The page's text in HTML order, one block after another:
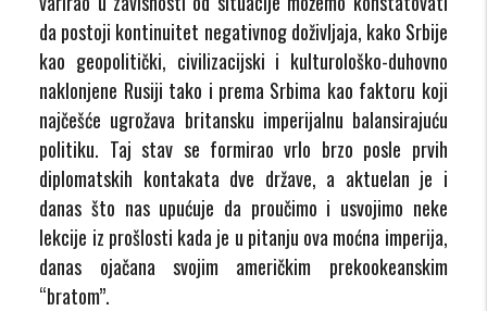
da postoji kontinuitet negativnog doživljaja, kako Srbije
kao geopolitički, civilizacijski i kulturološko-duhovno
naklonjene Rusiji tako i prema Srbima kao faktoru koji
najčešće ugrožava britansku imperijalnu balansirajuću
politiku. Taj stav se formirao vrlo brzo posle prvih
diplomatskih kontakata dve države, a aktuelan je i
danas što nas upućuje da proučimo i usvojimo neke
lekcije iz prošlosti kada je u pitanju ova moćna imperija,
danas ojačana svojim američkim prekookeanskim
“bratom”.